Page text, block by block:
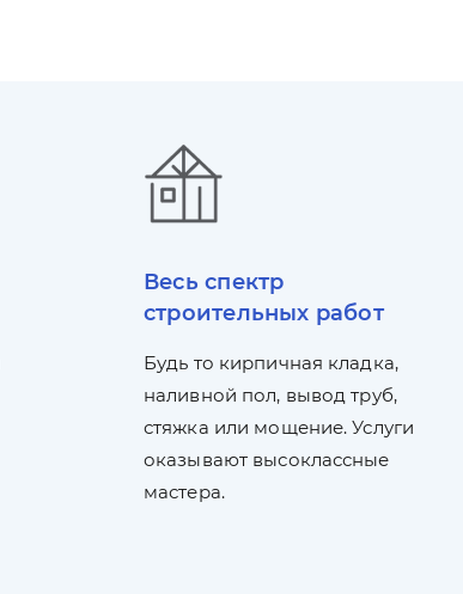
Весь спектр
строительных работ
Будь то кирпичная кладка,
наливной пол, вывод труб,
стяжка или мощение. Услуги
оказывают высоклассные
мастера.